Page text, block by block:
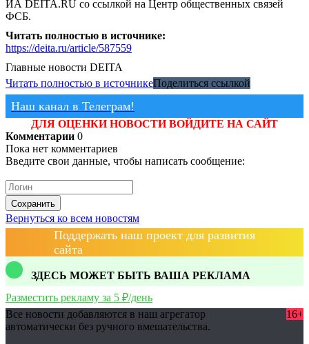
ИА DEITA.RU со ссылкой на Центр общественных связей
ФСБ.
Читать полностью в источнике:
https://deita.ru/article/587559
Главные новости DEITA
Читать полностью в источникеПоделиться ссылкой
Наш канал в Телеграм!
ДЛЯ ОЦЕНКИ НОВОСТИ ВОЙДИТЕ НА САЙТ
Комментарии 0
Пока нет комментариев
Введите свои данные, чтобы написать сообщение:
Сохранить
Вернуться ко всем новостям
Поддержать наш проект для развития
сайта
ЗДЕСЬ МОЖЕТ БЫТЬ ВАША РЕКЛАМА
Разместить рекламу за 5 ₽/день
Все новости добавляются в наш агрегатор
автоматически без ручного вмешательства.
16+